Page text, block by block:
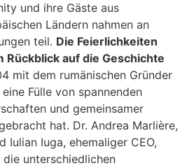
und ihre Gäste aus
Ländern nahmen an
teil. Die Feierlichkeiten
Rückblick auf die Geschichte
mit dem rumänischen Gründer
Fülle von spannenden
und gemeinsamer
hat. Dr. Andrea Marlière,
Iulian Iuga, ehemaliger CEO,
unterschiedlichen